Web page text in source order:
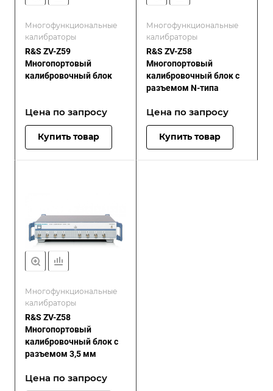
Многофункциональные
калибраторы
R&S ZV-Z59
Многопортовый
калибровочный блок
Цена по запросу
Купить товар
Многофункциональные
калибраторы
R&S ZV-Z58
Многопортовый
калибровочный блок с
разъемом N-типа
Цена по запросу
Купить товар
Многофункциональные
калибраторы
R&S ZV-Z58
Многопортовый
калибровочный блок с
разъемом 3,5 мм
Цена по запросу